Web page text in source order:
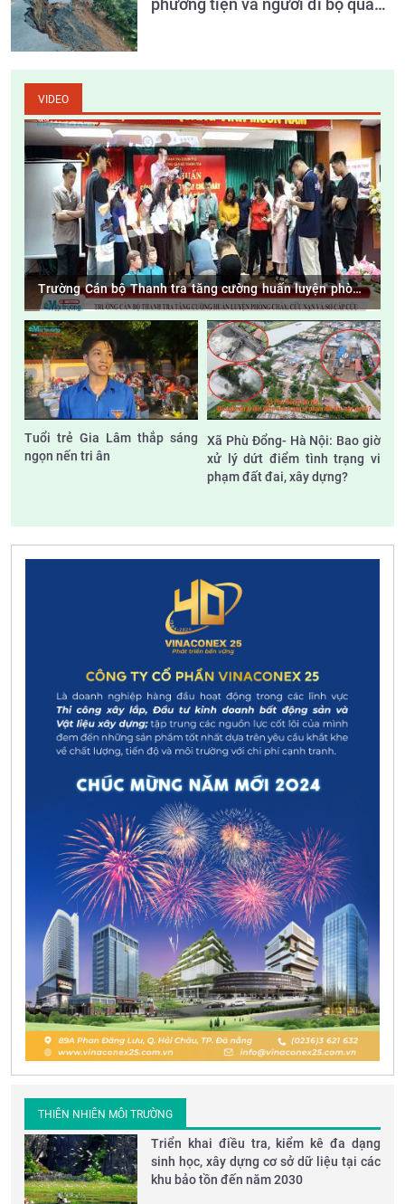
phương tiện và người đi bộ qua
VIDEO
Trường Cán bộ Thanh tra tăng cường huấn luyện phòng
cháy, cứu nạn và sơ cấp cứu
Tuổi trẻ Gia Lâm thắp sáng
ngọn nến tri ân
Xã Phù Đổng- Hà Nội: Bao giờ
xử lý dứt điểm tình trạng vi
phạm đất đai, xây dựng?
THIÊN NHIÊN MÔI TRƯỜNG
Triển khai điều tra, kiểm kê đa dạng
sinh học, xây dựng cơ sở dữ liệu tại các
khu bảo tồn đến năm 2030